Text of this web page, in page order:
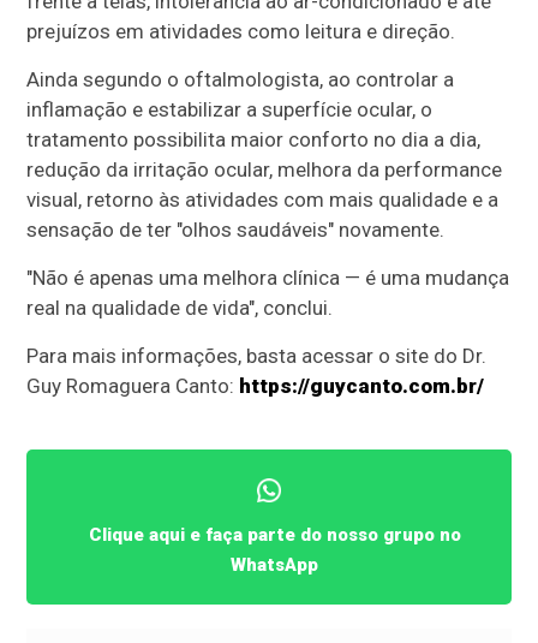
prejuízos em atividades como leitura e direção.
Ainda segundo o oftalmologista, ao controlar a
inflamação e estabilizar a superfície ocular, o
tratamento possibilita maior conforto no dia a dia,
redução da irritação ocular, melhora da performance
visual, retorno às atividades com mais qualidade e a
sensação de ter "olhos saudáveis" novamente.
"Não é apenas uma melhora clínica — é uma mudança
real na qualidade de vida", conclui.
Para mais informações, basta acessar o site do Dr.
Guy Romaguera Canto: https://guycanto.com.br/
Clique aqui e faça parte do nosso grupo no
WhatsApp